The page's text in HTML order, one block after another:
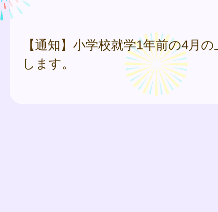
【通知】小学校就学1年前の4月
します。